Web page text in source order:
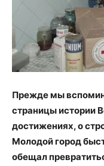
Прежде мы
страницы истории
достижениях, о
Молодой город
обещал